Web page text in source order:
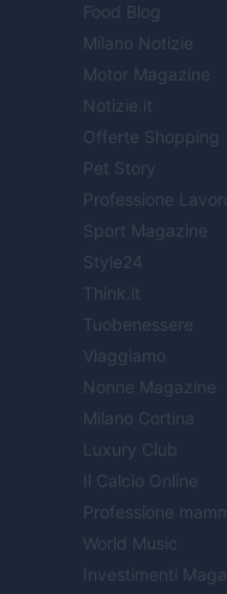
Food Blog
Milano Notizie
Motor Magazine
Notizie.it
Offerte Shopping
Pet Story
Professione
Sport Magazine
Style24
Think.it
Tuobenessere
Viaggiamo
Nonne Magazine
Milano Cortina
Luxury Club
Il Calcio Online
Professione
World Music
Investimenti